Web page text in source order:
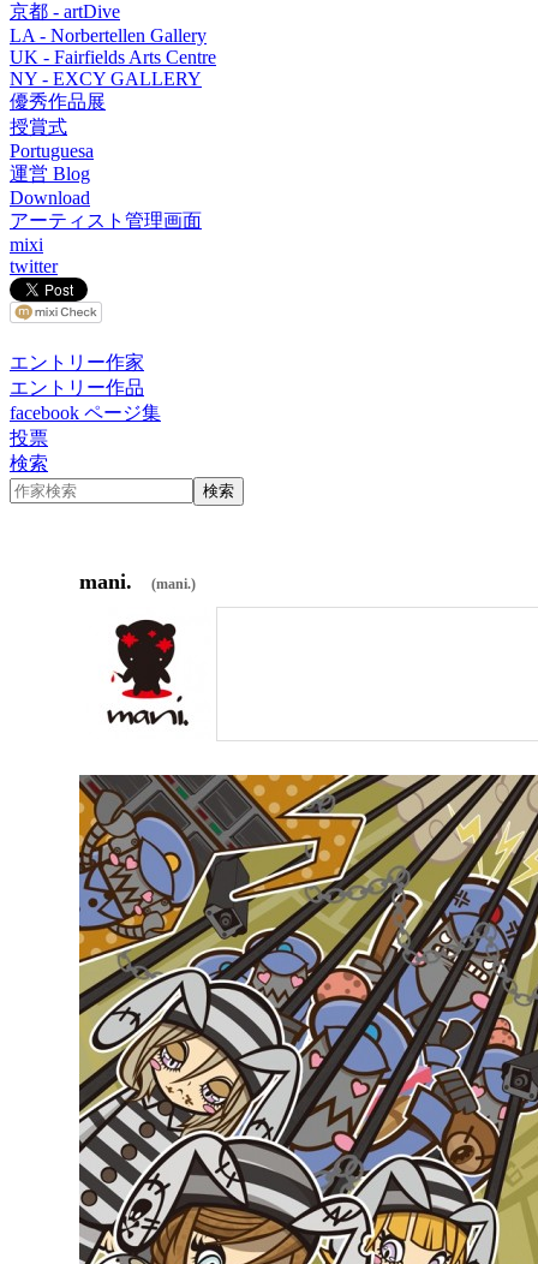
京都 - artDive
LA - Norbertellen Gallery
UK - Fairfields Arts Centre
NY - EXCY GALLERY
優秀作品展
授賞式
Portuguesa
運営 Blog
Download
アーティスト管理画面
mixi
twitter
エントリー作家
エントリー作品
facebook ページ集
投票
検索
mani. (mani.)